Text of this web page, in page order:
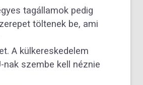
tagállamok pedig
töltenek be, ami
A külkereskedelem
nak szembe kell néznie